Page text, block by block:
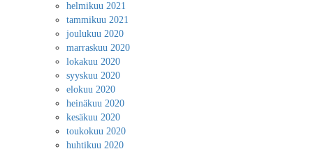
helmikuu 2021
tammikuu 2021
joulukuu 2020
marraskuu 2020
lokakuu 2020
syyskuu 2020
elokuu 2020
heinäkuu 2020
kesäkuu 2020
toukokuu 2020
huhtikuu 2020